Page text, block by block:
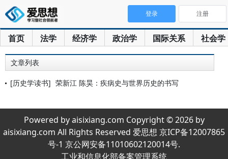
首页 法学 经济学 政治学 国际关系 社会学
登录 注册
文章列表
[历史学读书] 荣新江 陈昊：疾病史与世界历史的书写
Powered by aisixiang.com Copyright © 2026 by
aisixiang.com All Rights Reserved 爱思想 京ICP备12007865
号-1 京公网安备11010602120014号.
工业和信息化部备案管理系统